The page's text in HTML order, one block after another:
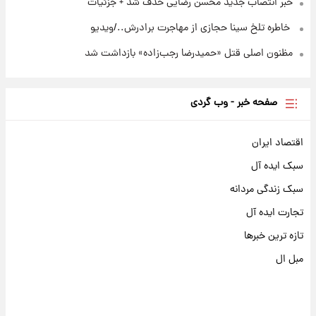
⁨ خاطره تلخ سینا حجازی از مهاجرت برادرش../ویدیو
مظنون اصلی قتل «حمیدرضا رجب‌زاده» بازداشت شد
صفحه خبر - وب گردی
اقتصاد ایران
سبک ایده آل
سبک زندگی مردانه
تجارت ایده آل
تازه ترین خبرها
مبل ال